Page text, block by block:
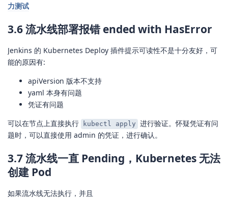
力测试
3.6 流水线部署报错 ended with HasError
Jenkins 的 Kubernetes Deploy 插件提示可读性不是十分友好，可
能的原因有:
apiVersion 版本不支持
yaml 本身有问题
凭证有问题
可以在节点上直接执行
kubectl apply 进行验证。怀疑凭证有问
题时，可以直接使用 admin 的凭证，进行确认。
3.7 流水线一直 Pending，Kubernetes 无法
创建 Pod
如果流水线无法执行，并且